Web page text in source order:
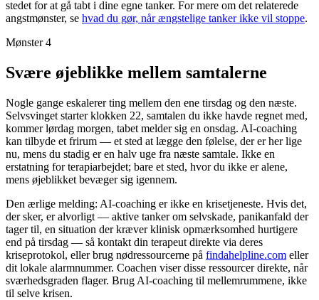
stedet for at gå tabt i dine egne tanker. For mere om det relaterede
angstmønster, se hvad du gør, når ængstelige tanker ikke vil stoppe.
Mønster 4
Svære øjeblikke mellem samtalerne
Nogle gange eskalerer ting mellem den ene tirsdag og den næste.
Selvsvinget starter klokken 22, samtalen du ikke havde regnet med,
kommer lørdag morgen, tabet melder sig en onsdag. AI-coaching
kan tilbyde et frirum — et sted at lægge den følelse, der er her lige
nu, mens du stadig er en halv uge fra næste samtale. Ikke en
erstatning for terapiarbejdet; bare et sted, hvor du ikke er alene,
mens øjeblikket bevæger sig igennem.
Den ærlige melding: AI-coaching er ikke en krisetjeneste. Hvis det,
der sker, er alvorligt — aktive tanker om selvskade, panikanfald der
tager til, en situation der kræver klinisk opmærksomhed hurtigere
end på tirsdag — så kontakt din terapeut direkte via deres
kriseprotokol, eller brug nødressourcerne på findahelpline.com eller
dit lokale alarmnummer. Coachen viser disse ressourcer direkte, når
sværhedsgraden flager. Brug AI-coaching til mellemrummene, ikke
til selve krisen.